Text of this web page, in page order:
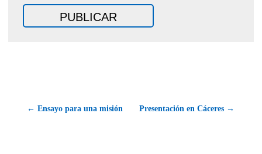
← Ensayo para una misión Presentación en Cáceres →